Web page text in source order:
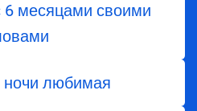
6 месяцами своими
ночи любимая